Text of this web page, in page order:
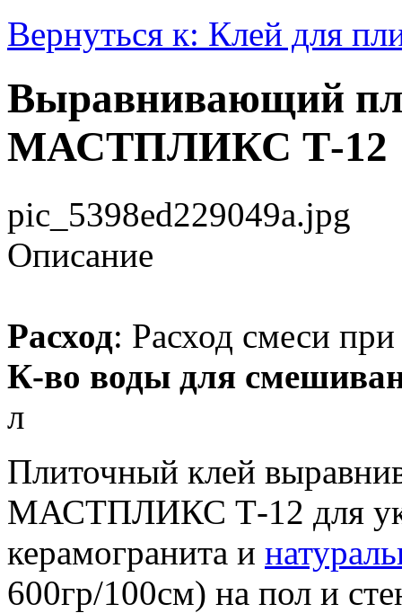
Вернуться к: Клей для
Выравнивающий
МАСТПЛИКС Т-12
pic_5398ed229049a.jpg
Описание
Расход: Расход смеси
К-во воды для
л
Плиточный клей
МАСТПЛИКС Т-12 для
керамогранита и
600гр/100см) на пол и